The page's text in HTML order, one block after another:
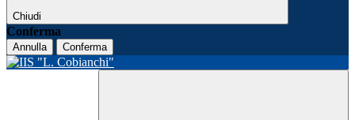
Chiudi
Conferma
Annulla Conferma